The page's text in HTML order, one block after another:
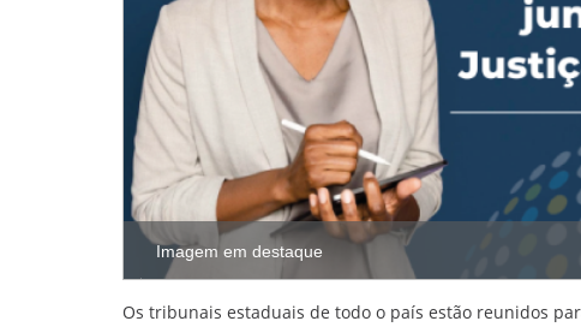
Imagem em destaque
Os tribunais estaduais de todo o país estão reunidos